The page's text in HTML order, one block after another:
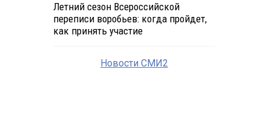
Летний сезон Всероссийской
переписи воробьев: когда пройдет,
как принять участие
Новости СМИ2